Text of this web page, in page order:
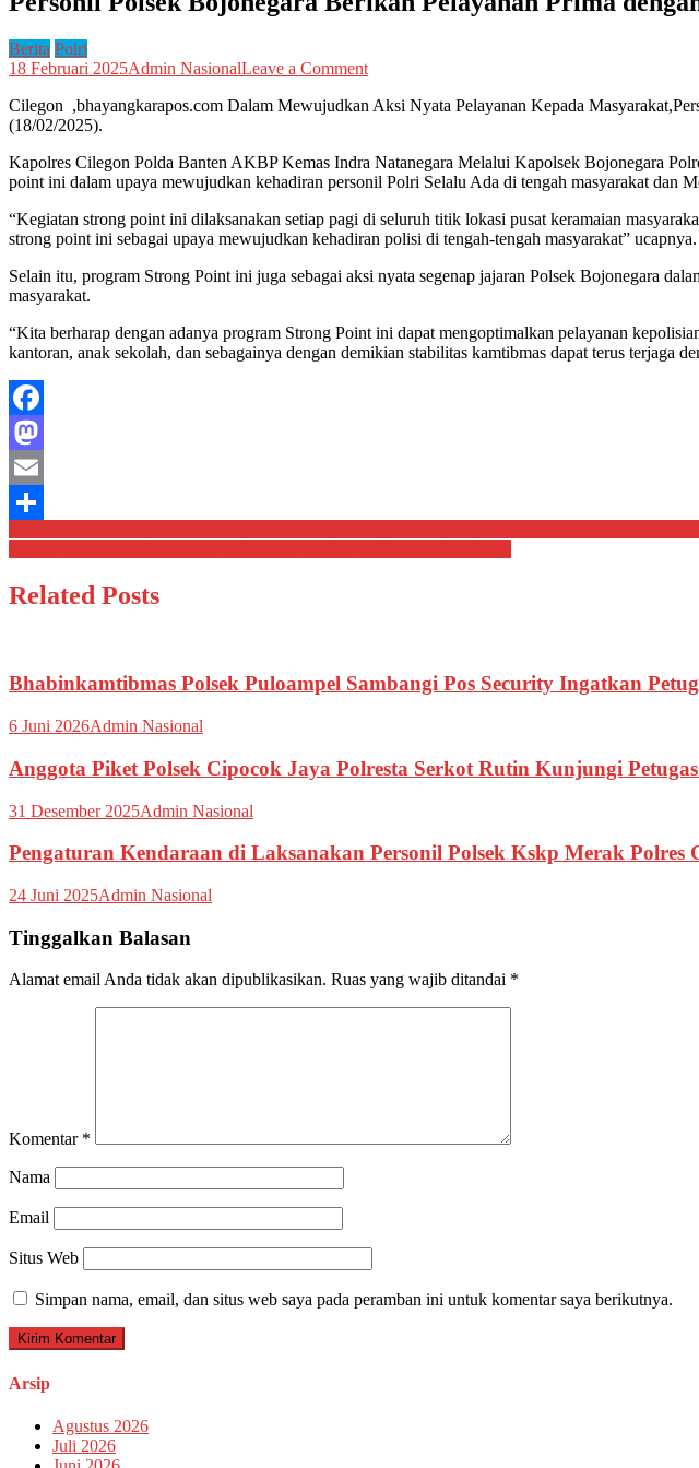
Berita Polri
18 Februari 2025Admin NasionalLeave a Commenton
Polsek
Pelayanan
Prima
Menggelar
Pengaturan
Lintas
Ikan
Cilegon ,bhayangkarapos.com Dalam Mewujudkan Aksi Nyata Pelayanan Kepada
(18/02/2025).
Kapolres Cilegon Polda Banten AKBP Kemas Indra Natanegara Melalui Kapolsek Bojonegara
point ini dalam upaya mewujudkan kehadiran personil Polri Selalu Ada di tengah masyarakat dan
“Kegiatan strong point ini dilaksanakan setiap pagi di seluruh titik lokasi pusat keramaian
strong point ini sebagai upaya mewujudkan kehadiran polisi di tengah-tengah masyarakat” ucapnya.
Selain itu, program Strong Point ini juga sebagai aksi nyata segenap jajaran Polsek Bojonegara
masyarakat.
“Kita berharap dengan adanya program Strong Point ini dapat mengoptimalkan pelayanan
kantoran, anak sekolah, dan sebagainya dengan demikian stabilitas kamtibmas dapat terus terjaga
Facebook
Mastodon
Email
Share
Navigasi
pos
Related Posts
Bhabinkamtibmas Polsek Puloampel Sambangi Pos Security Ingatkan
6 Juni 2026Admin Nasional
Anggota Piket Polsek Cipocok Jaya Polresta Serkot Rutin Kunjungi
31 Desember 2025Admin Nasional
Pengaturan Kendaraan di Laksanakan Personil Polsek Kskp Merak Polres
24 Juni 2025Admin Nasional
Tinggalkan Balasan
Alamat email Anda tidak akan dipublikasikan. Ruas yang wajib ditandai *
Komentar *
Nama
Email
Situs Web
Simpan nama, email, dan situs web saya pada peramban ini untuk komentar saya berikutnya.
Arsip
Agustus 2026
Juli 2026